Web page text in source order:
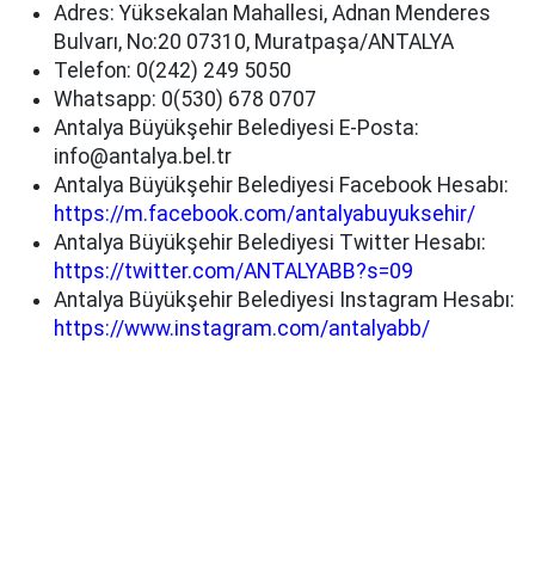
Adres: Yüksekalan Mahallesi, Adnan Menderes
Bulvarı, No:20 07310, Muratpaşa/ANTALYA
Telefon: 0(242) 249 5050
Whatsapp: 0(530) 678 0707
Antalya Büyükşehir Belediyesi E-Posta:
info@antalya.bel.tr
Antalya Büyükşehir Belediyesi Facebook Hesabı:
https://m.facebook.com/antalyabuyuksehir/
Antalya Büyükşehir Belediyesi Twitter Hesabı:
https://twitter.com/ANTALYABB?s=09
Antalya Büyükşehir Belediyesi Instagram Hesabı:
https://www.instagram.com/antalyabb/